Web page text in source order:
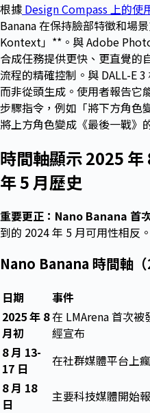
根據 Design Compass 上的使
Banana 在保持臉部特徵和場
Kontext」**。與 Adobe
合成任務提供更快、更直覺的
流程的精確控制。與 DALL-E
而非從頭生成。使用者報告它
步驟指令，例如「將下方角色
將上方角色變成《最後一戰》
時間軸顯示 2025
年 5 月歷史
重要更正：Nano Banana 首
到的 2024 年 5 月可用性相反
Nano Banana 時間軸（
日期 事件
2025 年 8
月初
在 LMArena 首次被
經宣布
8 月 13-
17 日
在社群媒體平台上
8 月 18
日
主要科技媒體開始